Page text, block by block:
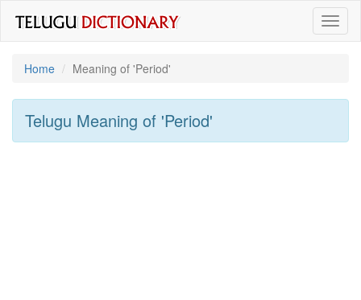
Home
Meaning of 'period'
Telugu Meaning of 'period'